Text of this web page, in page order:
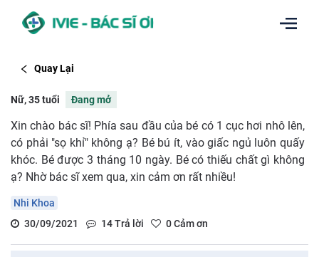
Quay Lại
Nữ, 35 tuổi Đang mở
Xin chào bác sĩ! Phía sau đầu của bé có 1 cục hơi nhô lên,
có phải "sọ khỉ" không ạ? Bé bú ít, vào giấc ngủ luôn quấy
khóc. Bé được 3 tháng 10 ngày. Bé có thiếu chất gì không
ạ? Nhờ bác sĩ xem qua, xin cảm ơn rất nhiều!
Nhi Khoa
30/09/2021
14Trả lời 0Cảm ơn